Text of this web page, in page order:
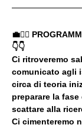
💼🚶‍♂️
👇👇
Ci ritroveremo
comunicato agli
circa di teoria
preparare la
scattare alla
Ci cimenteremo